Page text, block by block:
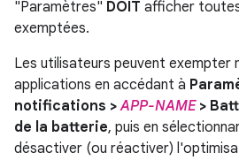
"Paramètres" DOIT afficher
exemptées.
Les utilisateurs peuvent exempter
applications en accédant à
notifications >APP-NAME>
de la batterie, puis en
désactiver (ou réactiver)